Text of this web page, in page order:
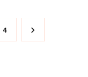
Page
4